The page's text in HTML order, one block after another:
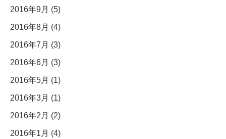
2016年9月 (5)
2016年8月 (4)
2016年7月 (3)
2016年6月 (3)
2016年5月 (1)
2016年3月 (1)
2016年2月 (2)
2016年1月 (4)